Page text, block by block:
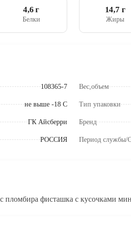
4,6 г
Белки
14,7 г
Жиры
108365-7 Вес,объем
не выше -18 C Тип упаковки
ГК Айсберри Бренд
РОССИЯ Период службы/
фисташка с кусочками